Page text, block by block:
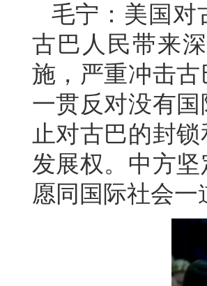
毛宁：美国对
古巴人民带来
施，严重冲击
一贯反对没有
止对古巴的封
发展权。中方
愿同国际社会